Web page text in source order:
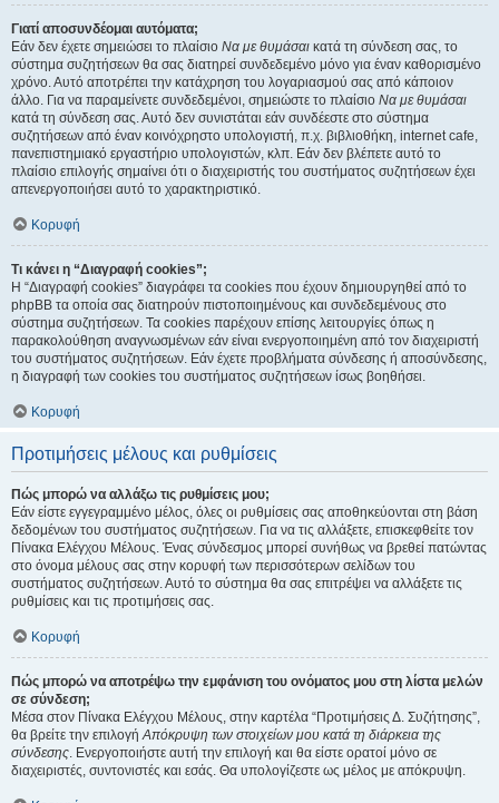
Γιατί αποσυνδέομαι αυτόματα;
Εάν δεν έχετε σημειώσει το πλαίσιο Να με θυμάσαι κατά τη σύνδεση σας, το
σύστημα συζητήσεων θα σας διατηρεί συνδεδεμένο μόνο για έναν καθορισμένο
χρόνο. Αυτό αποτρέπει την κατάχρηση του λογαριασμού σας από κάποιον
άλλο. Για να παραμείνετε συνδεδεμένοι, σημειώστε το πλαίσιο Να με θυμάσαι
κατά τη σύνδεση σας. Αυτό δεν συνιστάται εάν συνδέεστε στο σύστημα
συζητήσεων από έναν κοινόχρηστο υπολογιστή, π.χ. βιβλιοθήκη, internet cafe,
πανεπιστημιακό εργαστήριο υπολογιστών, κλπ. Εάν δεν βλέπετε αυτό το
πλαίσιο επιλογής σημαίνει ότι ο διαχειριστής του συστήματος συζητήσεων έχει
απενεργοποιήσει αυτό το χαρακτηριστικό.
Κορυφή
Τι κάνει η “Διαγραφή cookies”;
Η “Διαγραφή cookies” διαγράφει τα cookies που έχουν δημιουργηθεί από το
phpBB τα οποία σας διατηρούν πιστοποιημένους και συνδεδεμένους στο
σύστημα συζητήσεων. Τα cookies παρέχουν επίσης λειτουργίες όπως η
παρακολούθηση αναγνωσμένων εάν είναι ενεργοποιημένη από τον διαχειριστή
του συστήματος συζητήσεων. Εάν έχετε προβλήματα σύνδεσης ή αποσύνδεσης,
η διαγραφή των cookies του συστήματος συζητήσεων ίσως βοηθήσει.
Κορυφή
Προτιμήσεις μέλους και ρυθμίσεις
Πώς μπορώ να αλλάξω τις ρυθμίσεις μου;
Εάν είστε εγγεγραμμένο μέλος, όλες οι ρυθμίσεις σας αποθηκεύονται στη βάση
δεδομένων του συστήματος συζητήσεων. Για να τις αλλάξετε, επισκεφθείτε τον
Πίνακα Ελέγχου Μέλους. Ένας σύνδεσμος μπορεί συνήθως να βρεθεί πατώντας
στο όνομα μέλους σας στην κορυφή των περισσότερων σελίδων του
συστήματος συζητήσεων. Αυτό το σύστημα θα σας επιτρέψει να αλλάξετε τις
ρυθμίσεις και τις προτιμήσεις σας.
Κορυφή
Πώς μπορώ να αποτρέψω την εμφάνιση του ονόματος μου στη λίστα μελών
σε σύνδεση;
Μέσα στον Πίνακα Ελέγχου Μέλους, στην καρτέλα “Προτιμήσεις Δ. Συζήτησης”,
θα βρείτε την επιλογήΑπόκρυψη των στοιχείων μου κατά τη διάρκεια της
σύνδεσης. Ενεργοποιήστε αυτή την επιλογή και θα είστε ορατοί μόνο σε
διαχειριστές, συντονιστές και εσάς. Θα υπολογίζεστε ως μέλος με απόκρυψη.